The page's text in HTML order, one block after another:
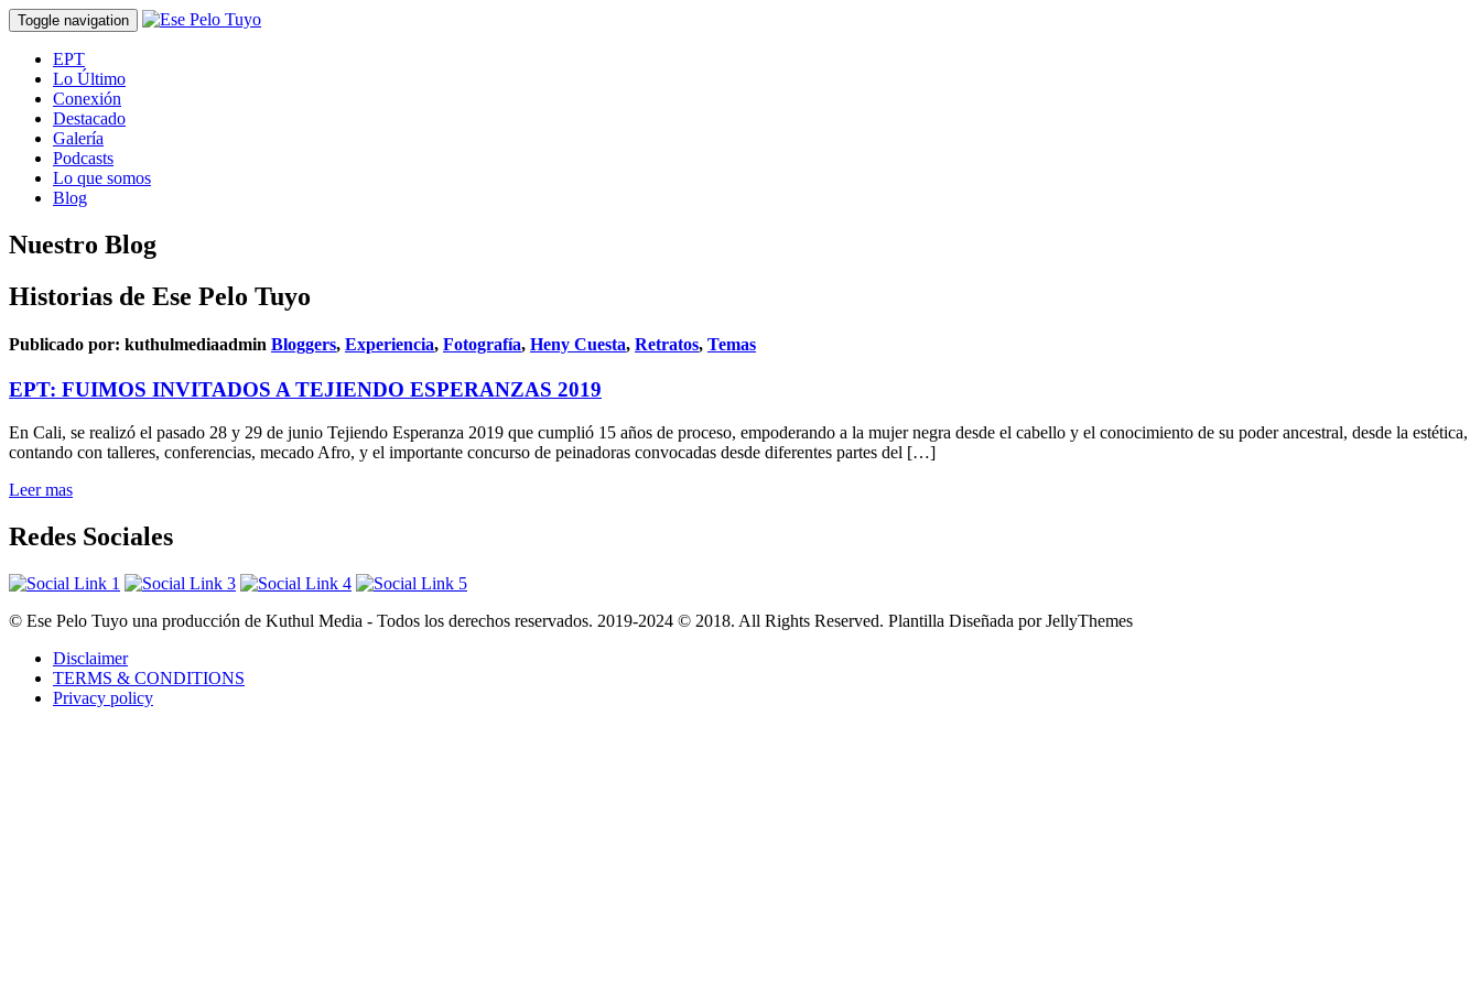
Toggle navigation
EPT
Lo Último
Conexión
Destacado
Galería
Podcasts
Lo que somos
Blog
Nuestro Blog
Historias de Ese Pelo Tuyo
Publicado por: kuthulmediaadmin Bloggers, Experiencia, Fotografía, Heny Cuesta, Retratos, Temas
EPT: FUIMOS INVITADOS A TEJIENDO ESPERANZAS 2019
En Cali, se realizó el pasado 28 y 29 de junio Tejiendo Esperanza 2019 que cumplió 15 años de proceso, empoderando a la mujer negra desde el cabello y el conocimiento de su poder ancestral, desde la estética,
contando con talleres, conferencias, mecado Afro, y el importante concurso de peinadoras convocadas desde diferentes partes del […]
Leer mas
Redes Sociales
© Ese Pelo Tuyo una producción de Kuthul Media - Todos los derechos reservados. 2019-2024 © 2018. All Rights Reserved. Plantilla Diseñada por JellyThemes
Disclaimer
TERMS & CONDITIONS
Privacy policy